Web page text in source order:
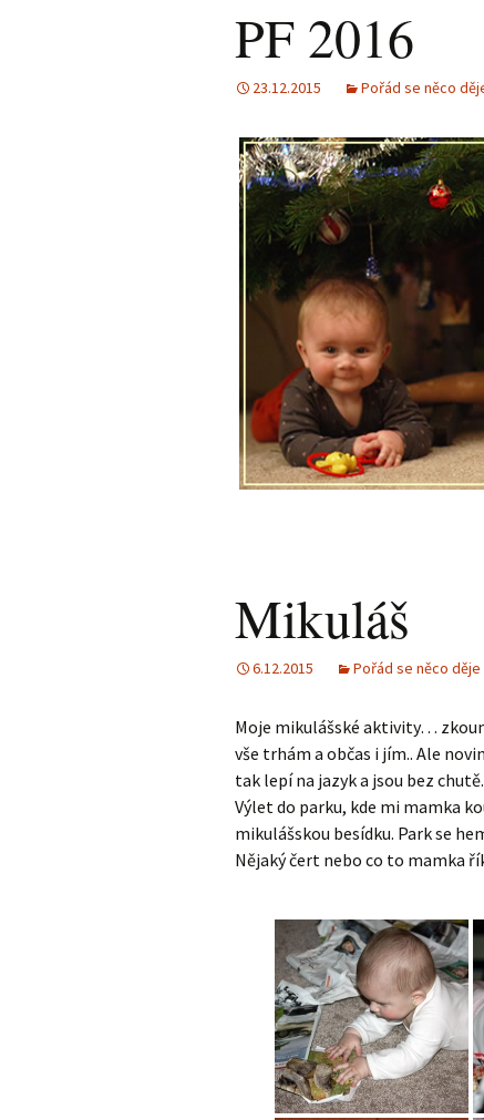
PF 2016
23.12.2015 Pořád se něco
Mikuláš
6.12.2015 Pořád se něco děje
Moje mikulášské aktivity…
vše trhám a občas i jím.. Ale
tak lepí na jazyk a jsou bez
Výlet do parku, kde mi mamka
mikulášskou besídku. Park se
Nějaký čert nebo co to mamka